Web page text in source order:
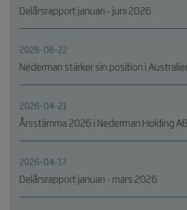
Delårsrapport januari - juni 2026
2026-06-22
Nederman stärker sin position i
2026-04-21
Årsstämma 2026 i Nederman Holding AB
2026-04-17
Delårsrapport januari - mars 2026